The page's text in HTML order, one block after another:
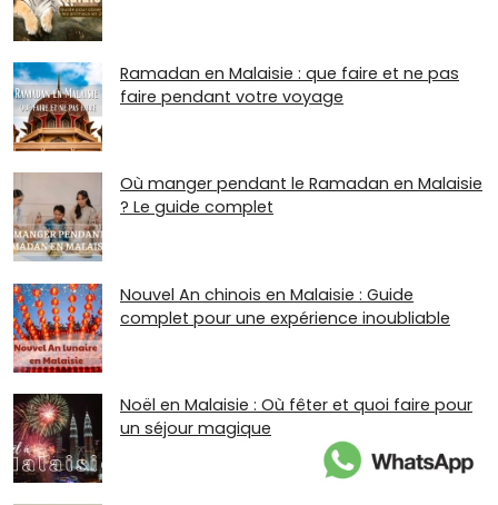
Ramadan en Malaisie : que faire et ne pas
faire pendant votre voyage
Où manger pendant le Ramadan en Malaisie
? Le guide complet
Nouvel An chinois en Malaisie : Guide
complet pour une expérience inoubliable
Noël en Malaisie : Où fêter et quoi faire pour
un séjour magique